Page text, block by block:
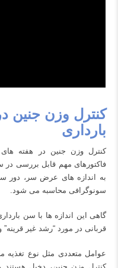
کنترل وزن جنین
بارداری
کنترل وزن جنین در هفته های
فاکتورهای مهم قابل بررسی در
به اندازه های عرض سر، دور
سونوگرافی محاسبه می شود.
گاهی این اندازه ها با سن
قربانی در مورد “رشد غیر
عوامل متعددی مثل نوع تغذیه